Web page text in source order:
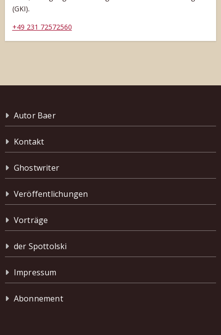
(GKI).
+49 231 72572560
Autor Baer
Kontakt
Ghostwriter
Veröffentlichungen
Vorträge
der Spottolski
Impressum
Abonnement